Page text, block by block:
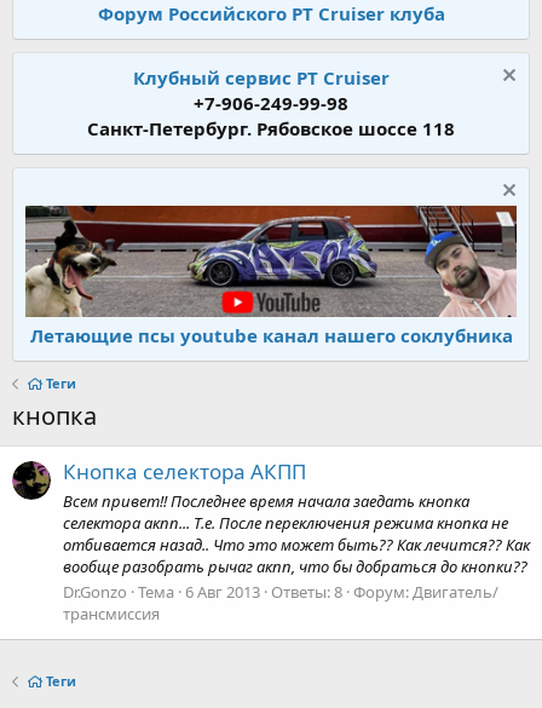
Форум Российского PT Cruiser клуба
Клубный сервис PT Cruiser
+7-906-249-99-98
Санкт-Петербург. Рябовское шоссе 118
Летающие псы youtube канал нашего соклубника
Теги
кнопка
Кнопка селектора АКПП
Всем привет!! Последнее время начала заедать кнопка
селектора акпп... Т.е. После переключения режима кнопка не
отбивается назад.. Что это может быть?? Как лечится?? Как
вообще разобрать рычаг акпп, что бы добраться до кнопки??
Dr.Gonzo Тема 6 Авг 2013 Ответы: 8 Форум:Двигатель/
трансмиссия
Теги